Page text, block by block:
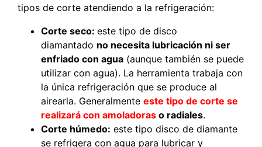
tipos de corte atendiendo a la refrigeración:
Corte seco: este tipo de disco
diamantado no necesita lubricación ni ser
enfriado con agua (aunque también se puede
utilizar con agua). La herramienta trabaja con
la única refrigeración que se produce al
airearla. Generalmente este tipo de corte se
realizará con amoladoras o radiales.
Corte húmedo: este tipo disco de diamante
se refrigera con agua para lubricar y